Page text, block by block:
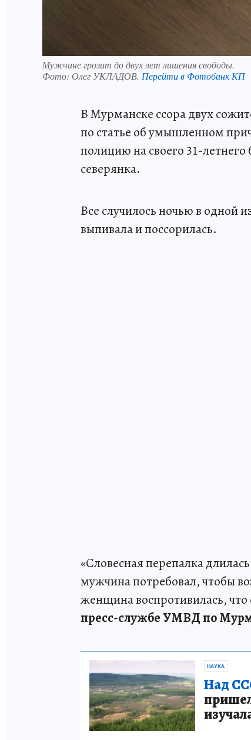
Мужчине грозит до двух лет лишения свободы.
Фото: Олег УКЛАДОВ. Перейти в Фотобанк КП
В Мурманске ссора двух
по статье об умышленном
полицию на своего 31-
северянка.
Все случилось ночью в одной
выпивала и поссорилась.
«Словесная перепалка
мужчина потребовал, чтобы
женщина воспротивилась, что
пресс-службе УМВД по
НАУКА
Над